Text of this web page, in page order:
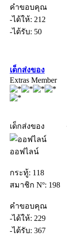
คำขอบคุณ
-ได้ให้: 212
-ได้รับ: 50
เด็กส่งของ
Extras Member
เด็กส่งของ
ออฟไลน์
กระทู้: 118
สมาชิก Nº: 198
คำขอบคุณ
-ได้ให้: 229
-ได้รับ: 367